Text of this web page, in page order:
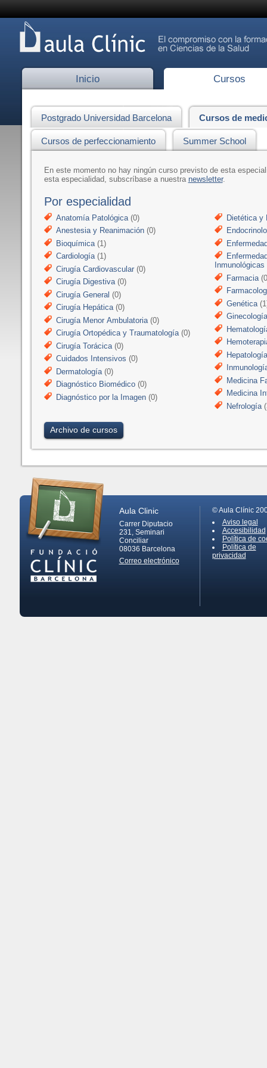
Inicio Cursos
Postgrado Universidad Barcelona Cursos de
Cursos de perfeccionamiento Summer School
En este momento no hay ningún curso previsto de esta
esta especialidad, subscríbase a nuestra newsletter.
Por especialidad
Anatomía Patológica(0)
Anestesia y Reanimación(0)
Bioquímica(1)
Cardiología(1)
Cirugía Cardiovascular(0)
Cirugía Digestiva(0)
Cirugía General (0)
Cirugía Hepática(0)
Cirugía Menor Ambulatoria(0)
Cirugía Ortopédica y Traumatología(0)
Cirugía Torácica(0)
Cuidados Intensivos (0)
Dermatología(0)
Diagnóstico Biomédico(0)
Diagnóstico por la Imagen(0)
Dietética y
Inmunológicas
Farmacia
Genética
Ginecología
Hepatología
Medicina
Medicina
Nefrología
Archivo de cursos
Aula Clinic
Carrer Diputacio
231, Seminari
Conciliar
08036 Barcelona
Correo electrónico
© Aula Clínic
Aviso legal
Accesibilidad
Política de
Política de
privacidad